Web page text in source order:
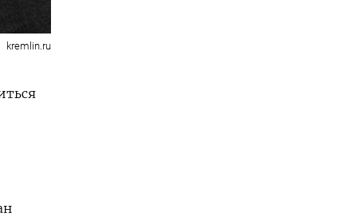
kremlin.ru